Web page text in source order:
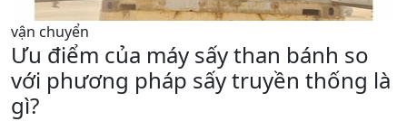
vận chuyển
Ưu điểm của máy sấy than bánh so
với phương pháp sấy truyền thống là
gì?